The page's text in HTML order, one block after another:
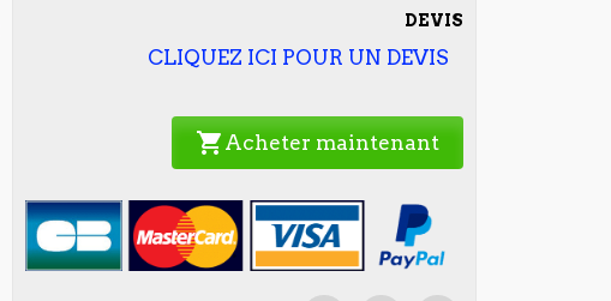
DEVIS
CLIQUEZ ICI POUR UN DEVIS
shopping_cart Acheter maintenant